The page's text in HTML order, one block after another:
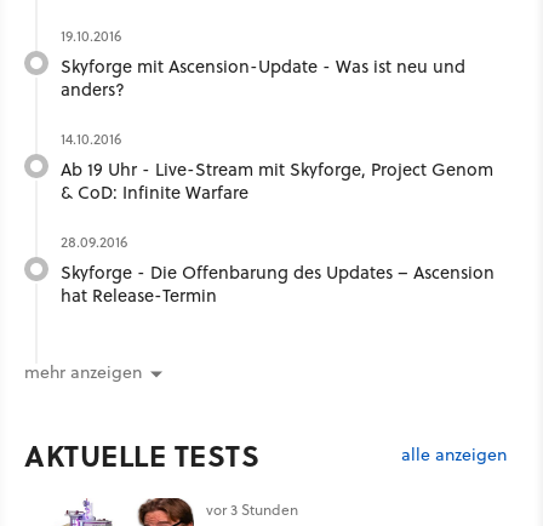
19.10.2016
Skyforge mit Ascension-Update - Was ist neu und
anders?
14.10.2016
Ab 19 Uhr - Live-Stream mit Skyforge, Project Genom
& CoD: Infinite Warfare
28.09.2016
Skyforge - Die Offenbarung des Updates – Ascension
hat Release-Termin
mehr anzeigen
AKTUELLE TESTS alle anzeigen
vor 3 Stunden